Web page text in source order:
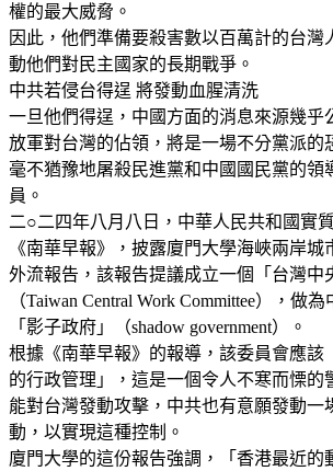
權的最大威脅。
因此，他們準備要殺害數以百萬計的台灣
動他們對民主國家的長期戰爭。
中共若侵台得逞 將發動血腥清洗
一旦他們得逞，中國方面的消息來源幾乎
放軍對台灣的佔領，將是一場不分黨派的
毫不猶豫地屠殺民進黨和中國國民黨的領
員。
二○二四年八月八日，中華人民共和國實
《南華早報》，披露廈門大學海峽兩岸
外流報告，該報告提議成立一個「台灣中
（Taiwan Central Work Committee），做
「影子政府」（shadow government）。
根據《南華早報》的報導，該委員會應該
的行政管理」，這是一個令人不寒而慄的
能對台灣發動攻擊，中共也有意願發動一
動，以實現這種控制。
廈門大學的這份報告強調，「香港最近的